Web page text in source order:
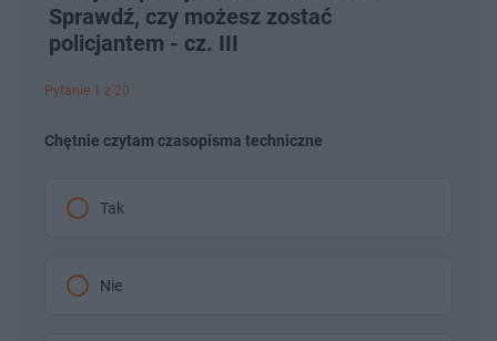
Sprawdź, czy możesz zostać
policjantem - cz. III
Pytanie 1 z 20
Chętnie czytam czasopisma techniczne
Tak
Nie